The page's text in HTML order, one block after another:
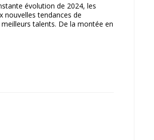
évolution de 2024, les
nouvelles tendances de
talents. De la montée en